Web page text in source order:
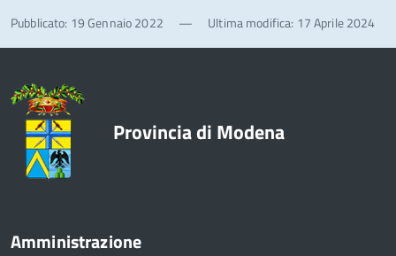
Pubblicato: 19 Gennaio 2022 — Ultima modifica: 17 Aprile 2024
Provincia di Modena
Amministrazione